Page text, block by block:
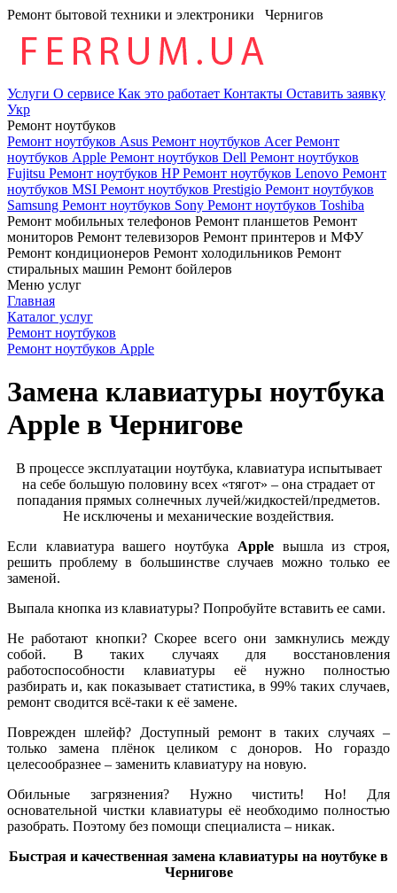
Ремонт бытовой техники и электроники Чернигов
Услуги О сервисе Как это работает Контакты Оставить заявку
Укр
Ремонт ноутбуков
Ремонт ноутбуков Asus Ремонт ноутбуков AcerРемонт
ноутбуков Apple Ремонт ноутбуков Dell Ремонт ноутбуков
Fujitsu Ремонт ноутбуков HPРемонт ноутбуков Lenovo Ремонт
ноутбуков MSI Ремонт ноутбуков Prestigio Ремонт ноутбуков
Samsung Ремонт ноутбуков Sony Ремонт ноутбуков Toshiba
Ремонт мобильных телефонов Ремонт планшетов Ремонт
мониторов Ремонт телевизоров Ремонт принтеров и МФУ
Ремонт кондиционеров Ремонт холодильников Ремонт
стиральных машин Ремонт бойлеров
Меню услуг
Главная
Каталог услуг
Ремонт ноутбуков
Ремонт ноутбуков Apple
Замена клавиатуры ноутбука
Apple в Чернигове
В процессе эксплуатации ноутбука, клавиатура испытывает
на себе большую половину всех «тягот» – она страдает от
попадания прямых солнечных лучей/жидкостей/предметов.
Не исключены и механические воздействия.
Если клавиатура вашего ноутбука Appleвышла из строя,
решить проблему в большинстве случаев можно только ее
заменой.
Выпала кнопка из клавиатуры? Попробуйте вставить ее сами.
Не работают кнопки? Скорее всего они замкнулись между
собой. В таких случаях для восстановления
работоспособности клавиатуры её нужно полностью
разбирать и, как показывает статистика, в 99% таких случаев,
ремонт сводится всё-таки к её замене.
Поврежден шлейф? Доступный ремонт в таких случаях –
только замена плёнок целиком с доноров. Но гораздо
целесообразнее – заменить клавиатуру на новую.
Обильные загрязнения? Нужно чистить! Но! Для
основательной чистки клавиатуры её необходимо полностью
разобрать. Поэтому без помощи специалиста – никак.
Быстрая и качественная замена клавиатуры на ноутбуке в
Чернигове